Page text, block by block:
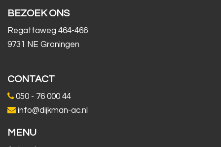
BEZOEK ONS
Regattaweg 464-466
9731 NE Groningen
CONTACT
050 - 76 000 44
info@dijkman-ac.nl
MENU